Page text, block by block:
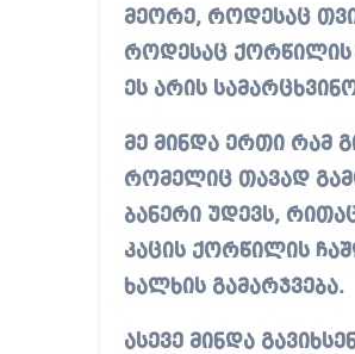
მეორე, როდესაც
როდესაც ქორწილის
ეს არის
მე მინდა ერთი რამ
რომელიც თავად
ბანერი უდევს,
კაცის ქორწილის
ხალხის გამარჯვება.
ასევე მინდა